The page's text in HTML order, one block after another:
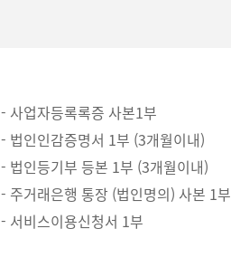
- 사업자등록록증 사본1부
- 법인인감증명서 1부 (3개월이내)
- 법인등기부 등본 1부 (3개월이내)
- 주거래은행 통장 (법인명의) 사본 1부
- 서비스이용신청서 1부